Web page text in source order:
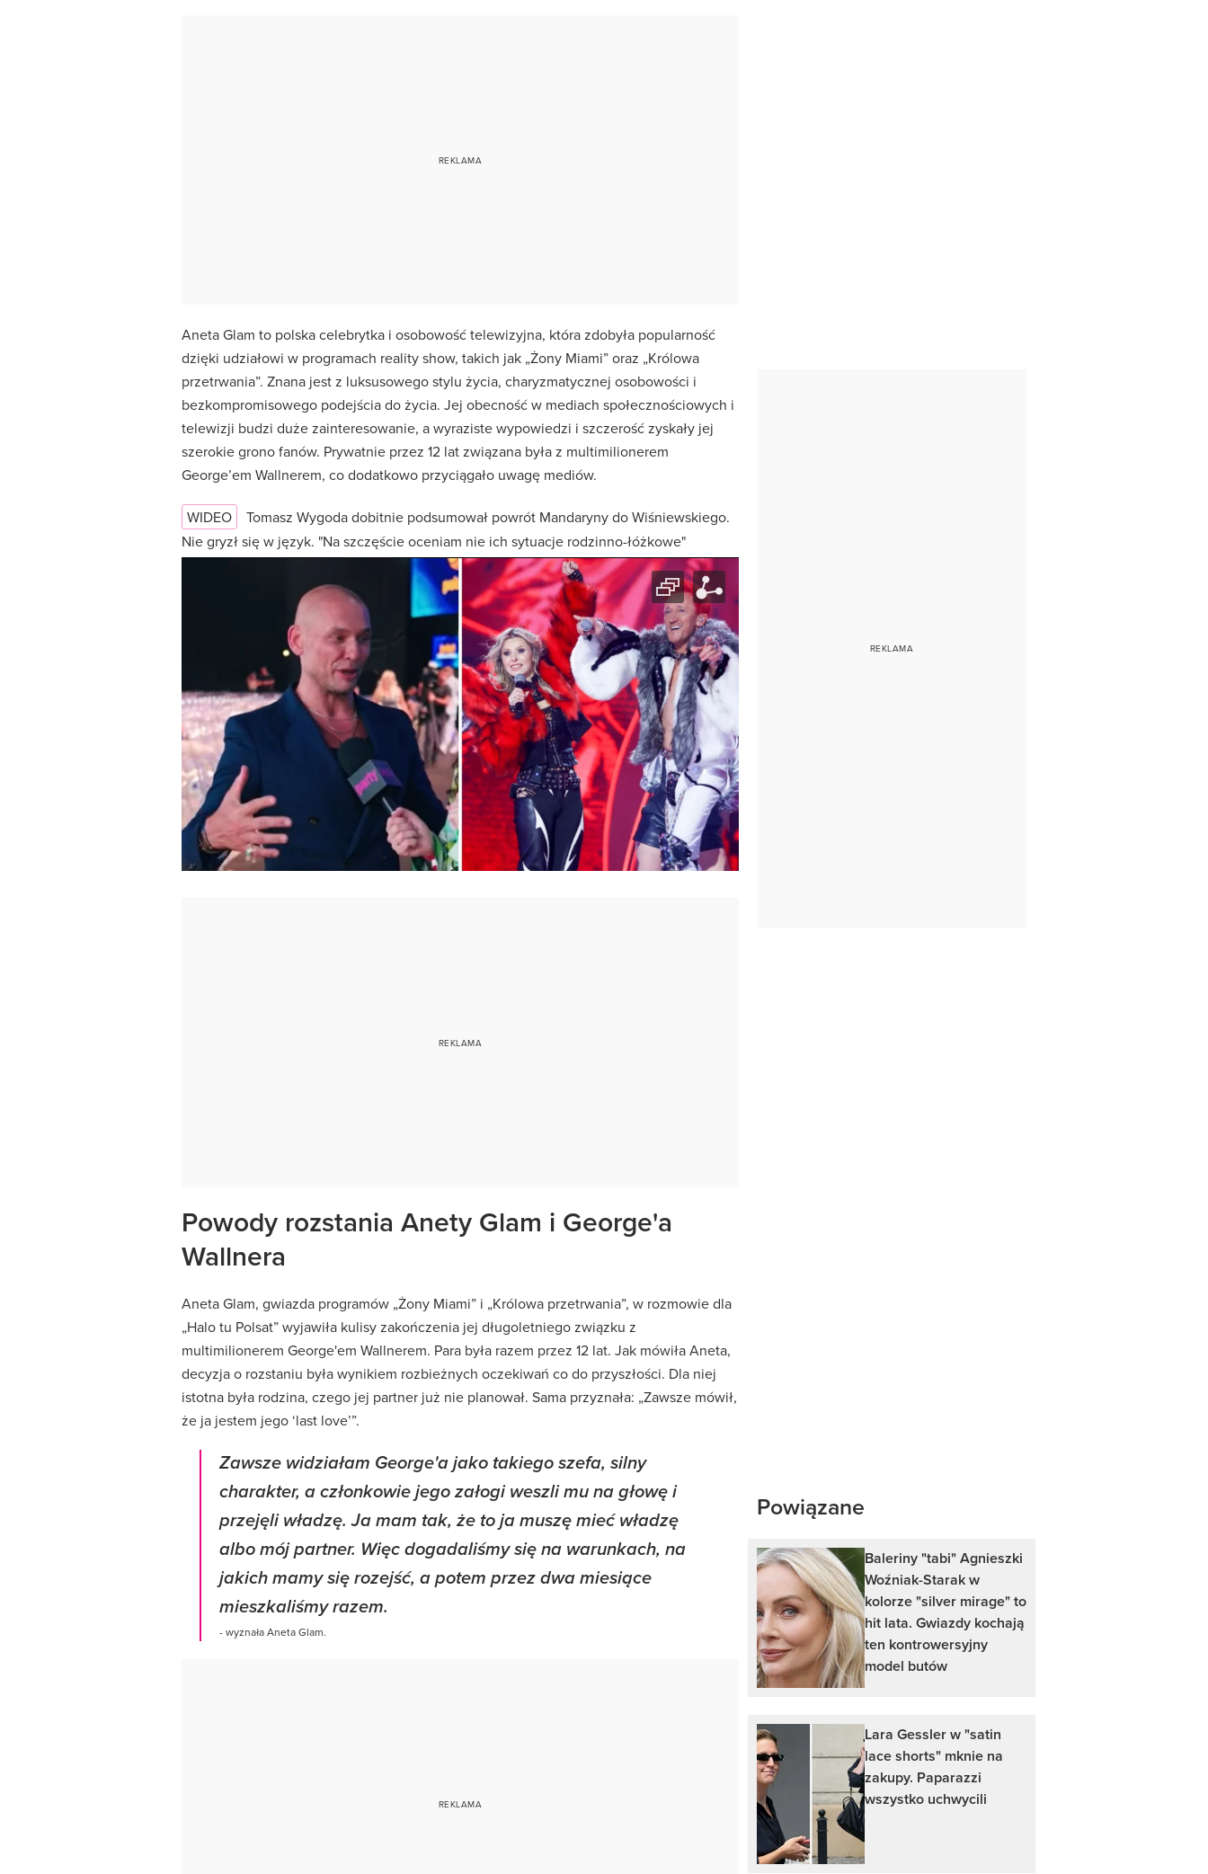
Aneta Glam to polska celebrytka i osobowość telewizyjna, która zdobyła popularność
dzięki udziałowi w programach reality show, takich jak „Żony Miami” oraz „Królowa
przetrwania”. Znana jest z luksusowego stylu życia, charyzmatycznej osobowości i
bezkompromisowego podejścia do życia. Jej obecność w mediach społecznościowych i
telewizji budzi duże zainteresowanie, a wyraziste wypowiedzi i szczerość zyskały jej
szerokie grono fanów. Prywatnie przez 12 lat związana była z multimilionerem
George’em Wallnerem, co dodatkowo przyciągało uwagę mediów.
WIDEO
Tomasz Wygoda dobitnie podsumował powrót Mandaryny do Wiśniewskiego.
Nie gryzł się w język. "Na szczęście oceniam nie ich sytuacje rodzinno-łóżkowe"
Powody rozstania Anety Glam i George'a
Wallnera
Aneta Glam, gwiazda programów „Żony Miami” i „Królowa przetrwania”, w rozmowie dla
„Halo tu Polsat” wyjawiła kulisy zakończenia jej długoletniego związku z
multimilionerem George'em Wallnerem. Para była razem przez 12 lat. Jak mówiła Aneta,
decyzja o rozstaniu była wynikiem rozbieżnych oczekiwań co do przyszłości. Dla niej
istotna była rodzina, czego jej partner już nie planował. Sama przyznała: „Zawsze mówił,
że ja jestem jego ‘last love’”.
Zawsze widziałam George'a jako takiego szefa, silny
charakter, a członkowie jego załogi weszli mu na głowę i
przejęli władzę. Ja mam tak, że to ja muszę mieć władzę
albo mój partner. Więc dogadaliśmy się na warunkach, na
jakich mamy się rozejść, a potem przez dwa miesiące
mieszkaliśmy razem.
- wyznała Aneta Glam.
Powiązane
Baleriny "tabi" Agnieszki
Woźniak-Starak w
kolorze "silver mirage" to
hit lata. Gwiazdy kochają
ten kontrowersyjny
model butów
Lara Gessler w "satin
lace shorts" mknie na
zakupy. Paparazzi
wszystko uchwycili